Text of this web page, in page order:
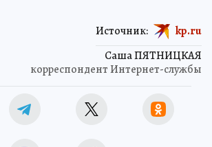
Саша ПЯТНИЦКАЯ
корреспондент Интернет-службы
Источник: kp.ru